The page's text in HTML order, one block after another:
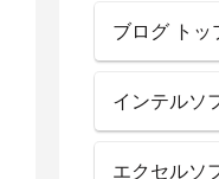
ブログ トッ
インテルソ
エクセルソ